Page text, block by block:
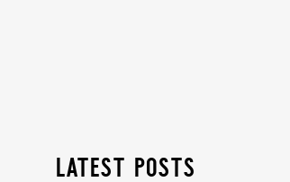
latest posts